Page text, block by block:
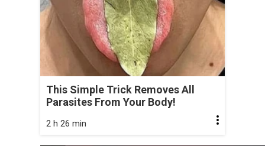
This Simple Trick Removes All
Parasites From Your Body!
2 h 26 min